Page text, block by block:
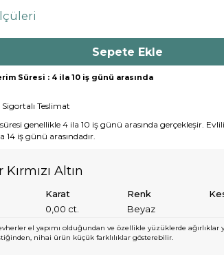
Süresi : 4 ila 10 iş günü arasında
Teslimat
genellikle 4 ila 10 iş günü arasında gerçekleşir.
14 iş günü arasındadır.
Altın
Karat Renk
0,00 ct. Beyaz
el yapımı olduğundan ve özellikle yüzüklerde ağırlıklar
nihai ürün küçük farklılıklar gösterebilir.